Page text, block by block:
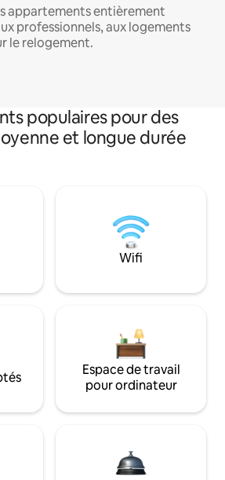
appartements entièrement
professionnels, aux logements
le relogement.
populaires pour des
et longue durée
Wifi
Espace de travail
pour ordinateur